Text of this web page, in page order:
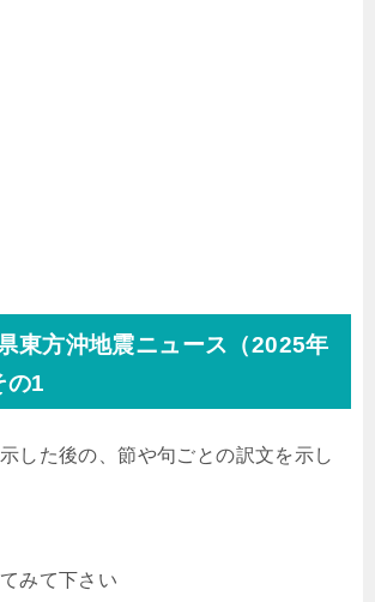
東方沖地震ニュース（2025年
の1
した後の、節や句ごとの訳文を示し
みて下さい